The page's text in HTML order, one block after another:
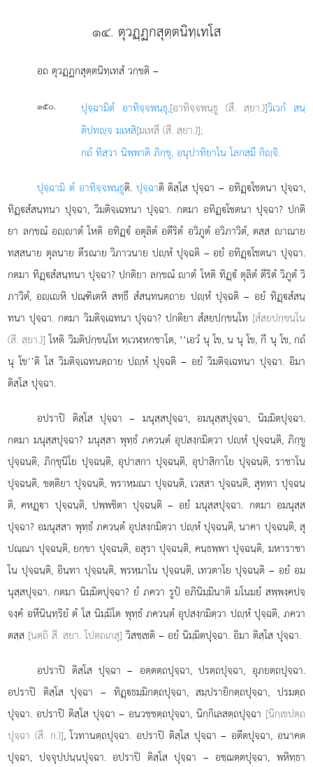
๑๔. ตุวฏฺฏกสุตฺตนิทฺเทโส
อถตุวฏฺฏกสุตฺตนิทฺเทสํ วกฺขติ –
๑๕๐. ปุจฺฉามิตํ อาทิจฺจพนฺธุ,[อาทิจฺจพนฺธู (สี. สฺยา.)]วิเวกํ สนฺ
ติปทฺจ มเหสิ[มเหสึ (สี. สฺยา.)];
กถํ ทิสฺวา นิพฺพาติ ภิกฺขุ, อนุปาทิยาโน โลกสฺมึ กิฺจิ.
ปุจฺฉามิ ตํ อาทิจฺจพนฺธูติ. ปุจฺฉาติ ติสฺโส ปุจฺฉา – อทิฏฺโชตนา ปุจฺฉา,
ทิฏฺสํสนฺทนา ปุจฺฉา, วิมติจฺเฉทนา ปุจฺฉา. กตมา อทิฏฺโชตนา ปุจฺฉา? ปกติ
ยา ลกฺขณํ อฺาตํ โหติ อทิฏฺํ อตุลิตํ อตีริตํ อวิภูตํ อวิภาวิตํ, ตสฺส าณาย
ทสฺสนาย ตุลนาย ตีรณาย วิภาวนาย ปฺหํ ปุจฺฉติ – อยํ อทิฏฺโชตนา ปุจฺฉา.
กตมา ทิฏฺสํสนฺทนา ปุจฺฉา? ปกติยา ลกฺขณํ าตํ โหติ ทิฏฺํ ตุลิตํ ตีริตํ วิภูตํ วิ
ภาวิตํ, อฺเหิ ปณฺฑิเตหิ สทฺธึ สํสนฺทนตฺถาย ปฺหํ ปุจฺฉติ – อยํ ทิฏฺสํสนฺ
ทนา ปุจฺฉา. กตมา วิมติจฺเฉทนา ปุจฺฉา? ปกติยา สํสยปกฺขนฺโท [สํสยปกฺขนฺโน
(สี. สฺยา.)] โหติ วิมติปกฺขนฺโท ทฺเวฬฺหกชาโต, ‘‘เอวํ นุ โข, น นุ โข, กึ นุ โข, กถํ
นุ โข’’ติ โส วิมติจฺเฉทนตฺถาย ปฺหํ ปุจฺฉติ – อยํ วิมติจฺเฉทนา ปุจฺฉา. อิมา
ติสฺโส ปุจฺฉา.
อปราปิ ติสฺโส ปุจฺฉา – มนุสฺสปุจฺฉา, อมนุสฺสปุจฺฉา, นิมฺมิตปุจฺฉา.
กตมามนุสฺสปุจฺฉา? มนุสฺสา พุทฺธํ ภควนฺตํ อุปสงฺกมิตฺวา ปฺหํ ปุจฺฉนฺติ, ภิกฺขู
ปุจฺฉนฺติ, ภิกฺขุนิโย ปุจฺฉนฺติ, อุปาสกา ปุจฺฉนฺติ, อุปาสิกาโย ปุจฺฉนฺติ, ราชาโน
ปุจฺฉนฺติ, ขตฺติยา ปุจฺฉนฺติ, พฺราหฺมณา ปุจฺฉนฺติ, เวสฺสา ปุจฺฉนฺติ, สุทฺทา ปุจฺฉนฺ
ติ, คหฏฺา ปุจฺฉนฺติ, ปพฺพชิตา ปุจฺฉนฺติ – อยํ มนุสฺสปุจฺฉา. กตมา อมนุสฺส
ปุจฺฉา? อมนุสฺสา พุทฺธํ ภควนฺตํ อุปสงฺกมิตฺวา ปฺหํ ปุจฺฉนฺติ, นาคา ปุจฺฉนฺติ, สุ
ปณฺณา ปุจฺฉนฺติ, ยกฺขา ปุจฺฉนฺติ, อสุรา ปุจฺฉนฺติ, คนฺธพฺพา ปุจฺฉนฺติ, มหาราชา
โน ปุจฺฉนฺติ, อินฺทา ปุจฺฉนฺติ, พฺรหฺมาโน ปุจฺฉนฺติ, เทวตาโย ปุจฺฉนฺติ – อยํ อม
นุสฺสปุจฺฉา. กตมา นิมฺมิตปุจฺฉา? ยํ ภควา รูปํ อภินิมฺมินาติ มโนมยํ สพฺพงฺคปจฺ
จงฺคํ อหีนินฺทฺริยํ ตํ โส นิมฺมิโต พุทฺธํ ภควนฺตํ อุปสงฺกมิตฺวา ปฺหํ ปุจฺฉติ, ภควา
ตสฺส [นตฺถิ สี. สฺยา. โปตฺถเกสุ] วิสชฺเชติ – อยํ นิมฺมิตปุจฺฉา. อิมา ติสฺโส ปุจฺฉา.
อปราปิ ติสฺโส ปุจฺฉา – อตฺตตฺถปุจฺฉา, ปรตฺถปุจฺฉา, อุภยตฺถปุจฺฉา.
อปราปิ ติสฺโส ปุจฺฉา – ทิฏฺธมฺมิกตฺถปุจฺฉา, สมฺปรายิกตฺถปุจฺฉา, ปรมตฺถ
ปุจฺฉา. อปราปิ ติสฺโส ปุจฺฉา – อนวชฺชตฺถปุจฺฉา, นิกฺกิเลสตฺถปุจฺฉา [นิกฺเขปตฺถ
ปุจฺฉา (สี. ก.)], โวทานตฺถปุจฺฉา. อปราปิ ติสฺโส ปุจฺฉา – อตีตปุจฺฉา, อนาคต
ปุจฺฉา, ปจฺจุปฺปนฺนปุจฺฉา. อปราปิ ติสฺโส ปุจฺฉา – อชฺฌตฺตปุจฺฉา, พหิทฺธา